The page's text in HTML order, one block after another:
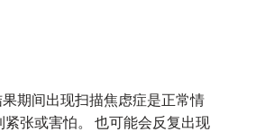
期间出现扫描焦虑症是正常情
紧张或害怕。 也可能会反复出现